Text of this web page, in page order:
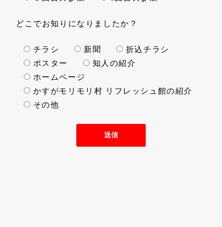
どこでお知りになりましたか？
チラシ 新聞
折込チラシ
ポスター
知人の紹介
ホームページ
かすがモリモリ村 リフレッシュ館の紹介
その他